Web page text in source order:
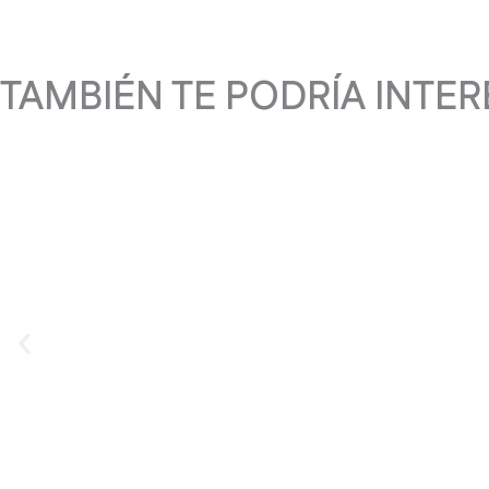
TAMBIÉN TE PODRÍA